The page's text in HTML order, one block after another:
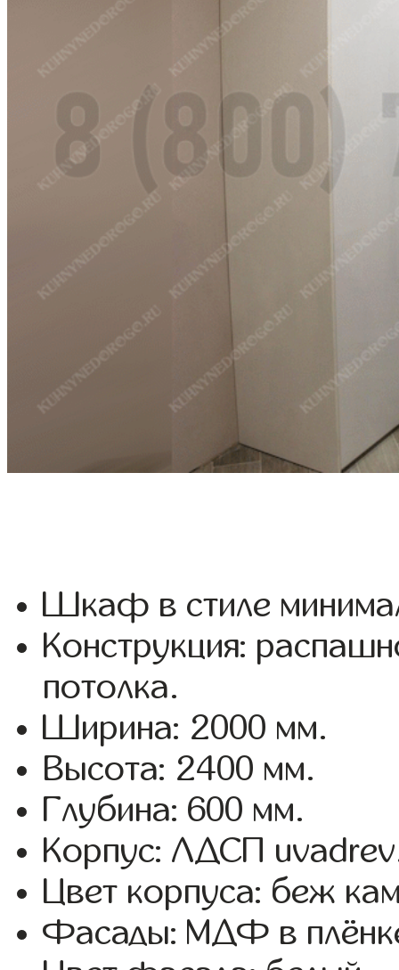
Шкаф в стиле
Конструкция:
потолка.
Ширина: 2000 мм.
Высота: 2400 мм.
Глубина: 600 мм.
Корпус: ЛДСП
Цвет корпуса: беж
Фасады: МДФ в